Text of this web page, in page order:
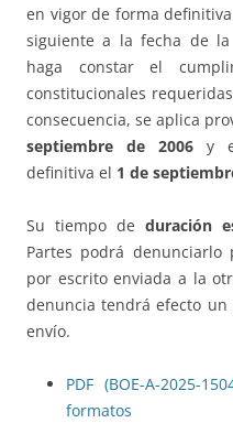
en vigor de forma
siguiente a la fecha de
haga constar el
constitucionales
consecuencia, se aplica
septiembre de 2006 y
definitiva el 1 de
Su tiempo de duración
Partes podrá
por escrito enviada a la
denuncia tendrá efecto
envío.
PDF (BOE-A-2025-
formatos